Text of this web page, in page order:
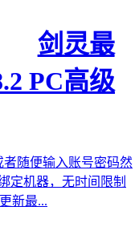
剑灵最
PC高级
随便输入账号密码然
定机器，无时间限制
新最...